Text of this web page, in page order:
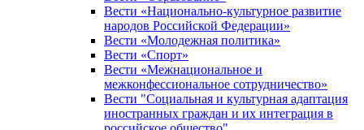
Вести «Национально-культурное развитие
народов Российской Федерации»
Вести «Молодежная политика»
Вести «Спорт»
Вести «Межнациональное и
межконфессиональное сотрудничество»
Вести "Социальная и культурная адаптация
иностранных граждан и их интеграция в